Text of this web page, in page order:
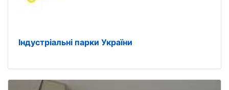
Індустріальні парки України